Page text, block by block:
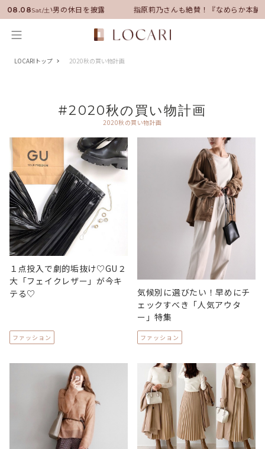
08.08Sat/土
就任！いい男の休日を披露 指原莉乃さんも絶賛！『なめらか本舗
LOCARIトップ 2020秋の買い物計画
#2020秋の買い物計画
2020秋の買い物計画
１点投入で劇的垢抜け♡GU２
大「フェイクレザー」が今キ
テる♡
ファッション
気候別に選びたい！早めにチ
ェックすべき「人気アウタ
ー」特集
ファッション